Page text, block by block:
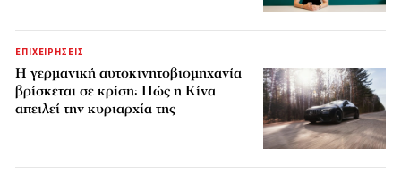
ΕΠΙΧΕΙΡΗΣΕΙΣ
Η γερμανική αυτοκινητοβιομηχανία
βρίσκεται σε κρίση: Πώς η Κίνα
απειλεί την κυριαρχία της